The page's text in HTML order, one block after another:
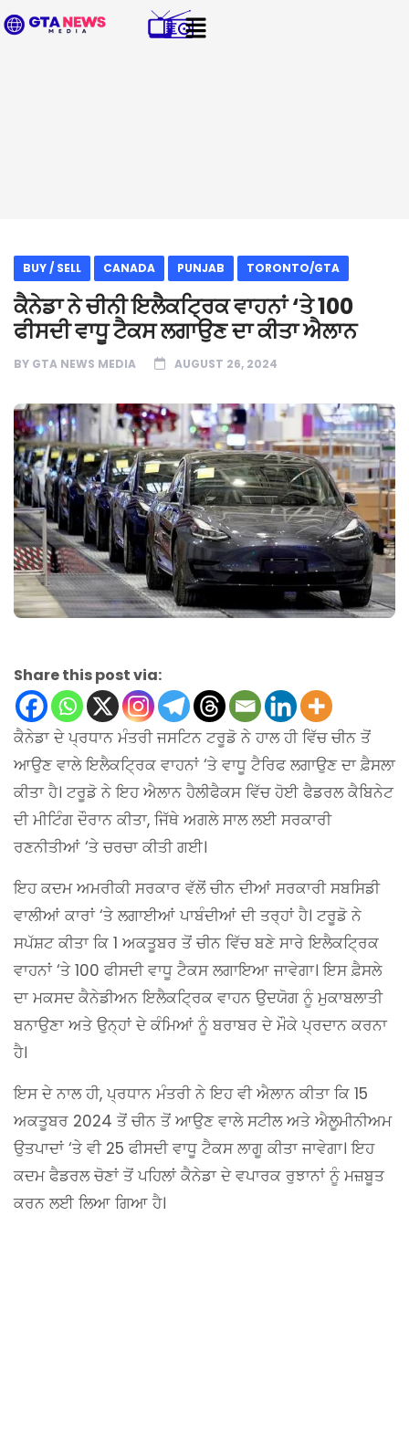
BUY / SELL CANADA PUNJAB TORONTO/GTA
ਕੈਨੇਡਾ ਨੇ ਚੀਨੀ ਇਲੈਕਟ੍ਰਿਕ ਵਾਹਨਾਂ ‘ਤੇ 100
ਫੀਸਦੀ ਵਾਧੂ ਟੈਕਸ ਲਗਾਉਣ ਦਾ ਕੀਤਾ ਐਲਾਨ
BY GTA NEWS MEDIA AUGUST 26, 2024
Share this post via:
ਕੈਨੇਡਾ ਦੇ ਪ੍ਰਧਾਨ ਮੰਤਰੀ ਜਸਟਿਨ ਟਰੂਡੋ ਨੇ ਹਾਲ ਹੀ ਵਿੱਚ ਚੀਨ ਤੋਂ
ਆਉਣ ਵਾਲੇ ਇਲੈਕਟ੍ਰਿਕ ਵਾਹਨਾਂ ‘ਤੇ ਵਾਧੂ ਟੈਰਿਫ ਲਗਾਉਣ ਦਾ ਫ਼ੈਸਲਾ
ਕੀਤਾ ਹੈ। ਟਰੂਡੋ ਨੇ ਇਹ ਐਲਾਨ ਹੈਲੀਫੈਕਸ ਵਿੱਚ ਹੋਈ ਫੈਡਰਲ ਕੈਬਿਨੇਟ
ਦੀ ਮੀਟਿੰਗ ਦੌਰਾਨ ਕੀਤਾ, ਜਿੱਥੇ ਅਗਲੇ ਸਾਲ ਲਈ ਸਰਕਾਰੀ
ਰਣਨੀਤੀਆਂ ‘ਤੇ ਚਰਚਾ ਕੀਤੀ ਗਈ।
ਇਹ ਕਦਮ ਅਮਰੀਕੀ ਸਰਕਾਰ ਵੱਲੋਂ ਚੀਨ ਦੀਆਂ ਸਰਕਾਰੀ ਸਬਸਿਡੀ
ਵਾਲੀਆਂ ਕਾਰਾਂ ‘ਤੇ ਲਗਾਈਆਂ ਪਾਬੰਦੀਆਂ ਦੀ ਤਰ੍ਹਾਂ ਹੈ। ਟਰੂਡੋ ਨੇ
ਸਪੱਸ਼ਟ ਕੀਤਾ ਕਿ 1 ਅਕਤੂਬਰ ਤੋਂ ਚੀਨ ਵਿੱਚ ਬਣੇ ਸਾਰੇ ਇਲੈਕਟ੍ਰਿਕ
ਵਾਹਨਾਂ ‘ਤੇ 100 ਫੀਸਦੀ ਵਾਧੂ ਟੈਕਸ ਲਗਾਇਆ ਜਾਵੇਗਾ। ਇਸ ਫ਼ੈਸਲੇ
ਦਾ ਮਕਸਦ ਕੈਨੇਡੀਅਨ ਇਲੈਕਟ੍ਰਿਕ ਵਾਹਨ ਉਦਯੋਗ ਨੂੰ ਮੁਕਾਬਲਾਤੀ
ਬਨਾਉਣਾ ਅਤੇ ਉਨ੍ਹਾਂ ਦੇ ਕੰਮਿਆਂ ਨੂੰ ਬਰਾਬਰ ਦੇ ਮੌਕੇ ਪ੍ਰਦਾਨ ਕਰਨਾ
ਹੈ।
ਇਸ ਦੇ ਨਾਲ ਹੀ, ਪ੍ਰਧਾਨ ਮੰਤਰੀ ਨੇ ਇਹ ਵੀ ਐਲਾਨ ਕੀਤਾ ਕਿ 15
ਅਕਤੂਬਰ 2024 ਤੋਂ ਚੀਨ ਤੋਂ ਆਉਣ ਵਾਲੇ ਸਟੀਲ ਅਤੇ ਐਲੂਮੀਨੀਅਮ
ਉਤਪਾਦਾਂ ‘ਤੇ ਵੀ 25 ਫੀਸਦੀ ਵਾਧੂ ਟੈਕਸ ਲਾਗੂ ਕੀਤਾ ਜਾਵੇਗਾ। ਇਹ
ਕਦਮ ਫੈਡਰਲ ਚੋਣਾਂ ਤੋਂ ਪਹਿਲਾਂ ਕੈਨੇਡਾ ਦੇ ਵਪਾਰਕ ਰੁਝਾਨਾਂ ਨੂੰ ਮਜ਼ਬੂਤ
ਕਰਨ ਲਈ ਲਿਆ ਗਿਆ ਹੈ।